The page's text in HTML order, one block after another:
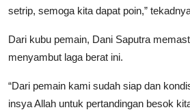
setrip, semoga kita dapat poin,”
Dari kubu pemain, Dani Saputra
menyambut laga berat ini.
“Dari pemain kami sudah siap dan
insya Allah untuk pertandingan besok